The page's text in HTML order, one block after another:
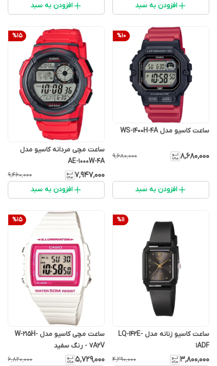
افزودن به سبد افزودن به سبد
%10
ساعت کاسیو مدل WS-1400H-4A
۸٬۶۸۰٬۰۰۰ ۹٬۶۸۰٬۰۰۰
افزودن به سبد
%15
ساعت مچی مردانه کاسیو مدل
AE-1000W-4A
۷٬۹۴۷٬۰۰۰ ۹٬۴۶۰٬۰۰۰
افزودن به سبد
%11
ساعت کاسیو زنانه مدل LQ-142E-
1ADF
۳٬۸۰۰٬۰۰۰ ۴٬۲۹۰٬۰۰۰
%15
ساعت مچی کاسیو مدل W-215H-
7A2V - رنگ سفید
۵٬۷۲۹٬۰۰۰ ۶٬۸۲۰٬۰۰۰